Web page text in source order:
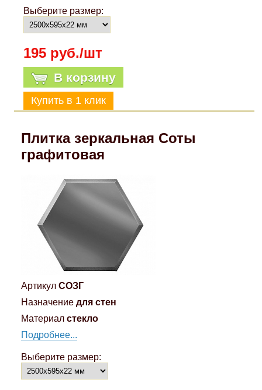
Выберите размер:
195 руб./шт
В корзину
Плитка зеркальная Соты
графитовая
Артикул СОЗГ
Назначение для стен
Материал стекло
Подробнее...
Выберите размер: